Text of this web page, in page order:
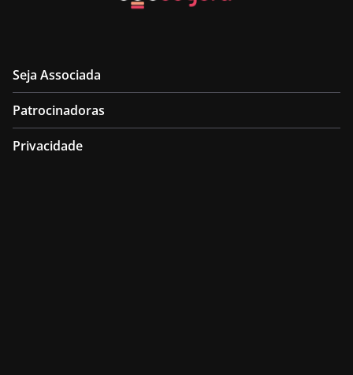
Seja Associada
Patrocinadoras
Privacidade